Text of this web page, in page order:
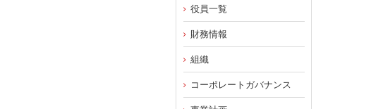
役員一覧
財務情報
組織
コーポレートガバナンス